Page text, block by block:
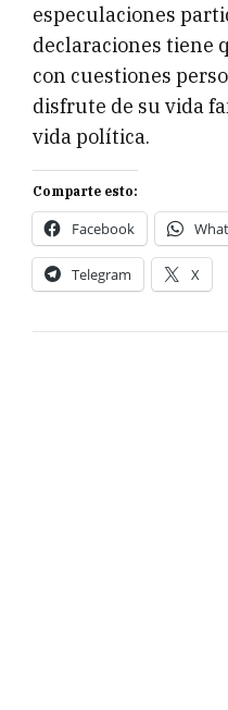
especulaciones
declaraciones tiene
con cuestiones
disfrute de su vida
vida política.
Comparte esto:
Facebook
Telegram X